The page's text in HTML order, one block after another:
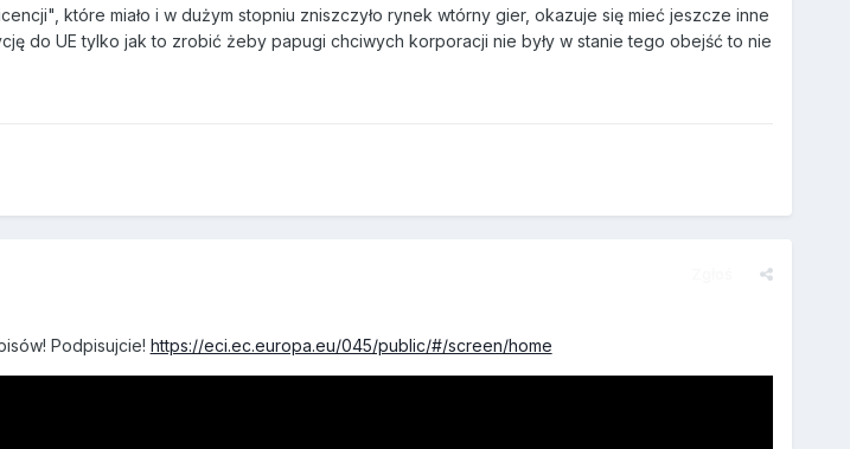
które miało i w dużym stopniu zniszczyło rynek wtórny gier, okazuje się mieć jeszcze inne
do UE tylko jak to zrobić żeby papugi chciwych korporacji nie były w stanie tego obejść to nie
Podpisujcie! https://eci.ec.europa.eu/045/public/#/screen/home